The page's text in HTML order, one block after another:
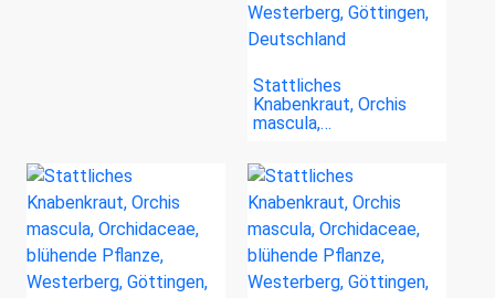
Stattliches
Knabenkraut, Orchis
mascula,…